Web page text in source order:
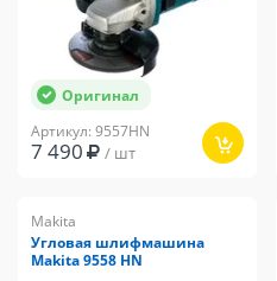
Оригинал
Артикул: 9557HN
7 490 / шт
Makita
Угловая шлифмашина
Makita 9558 HN